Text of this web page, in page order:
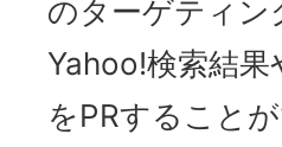
のターゲティ
Yahoo!検索結
をPRすることが